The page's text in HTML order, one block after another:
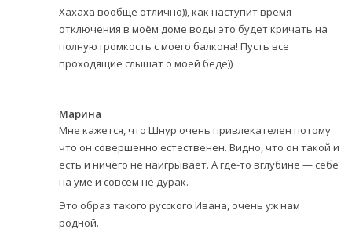
Хахаха вообще отлично)), как наступит время
отключения в моём доме воды это будет кричать на
полную громкость с моего балкона! Пусть все
проходящие слышат о моей беде))
Марина
Мне кажется, что Шнур очень привлекателен потому
что он совершенно естественен. Видно, что он такой и
есть и ничего не наигрывает. А где-то вглубине — себе
на уме и совсем не дурак.
Это образ такого русского Ивана, очень уж нам
родной.